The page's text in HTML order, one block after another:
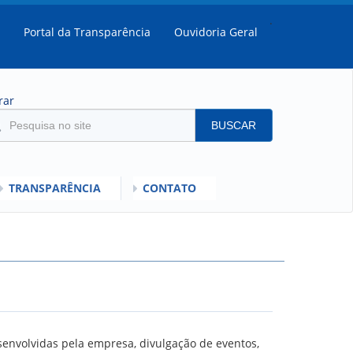
Portal da Transparência Ouvidoria Geral
.
BUSCAR
PLR
DO DESEMPENHO DOS EMPREGADOS DA EMPREL
ORIENTAÇÕES
TRANSPARÊNCIA CONTATO
pela empresa, divulgação de eventos,